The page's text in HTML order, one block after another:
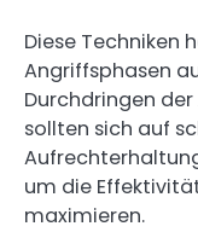
Diese Techniken
Angriffsphasen
Durchdringen
sollten sich auf
um die
maximieren.